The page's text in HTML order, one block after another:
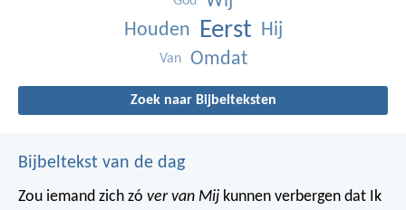
Houden Eerst Hij
Van Omdat
Zoek naar Bijbelteksten
Bijbeltekst van de dag
Zou iemand zich zó ver van Mij kunnen verbergen dat Ik